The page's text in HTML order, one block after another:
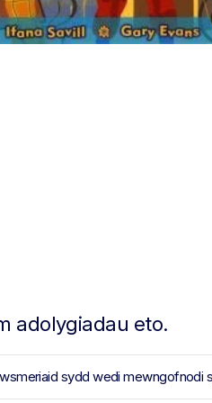
adolygiadau eto.
sydd wedi mewngofnodi